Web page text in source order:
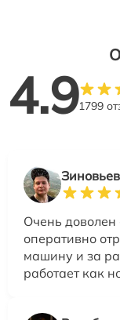
4.91799
Очень
оперативно
машину и за
работает как